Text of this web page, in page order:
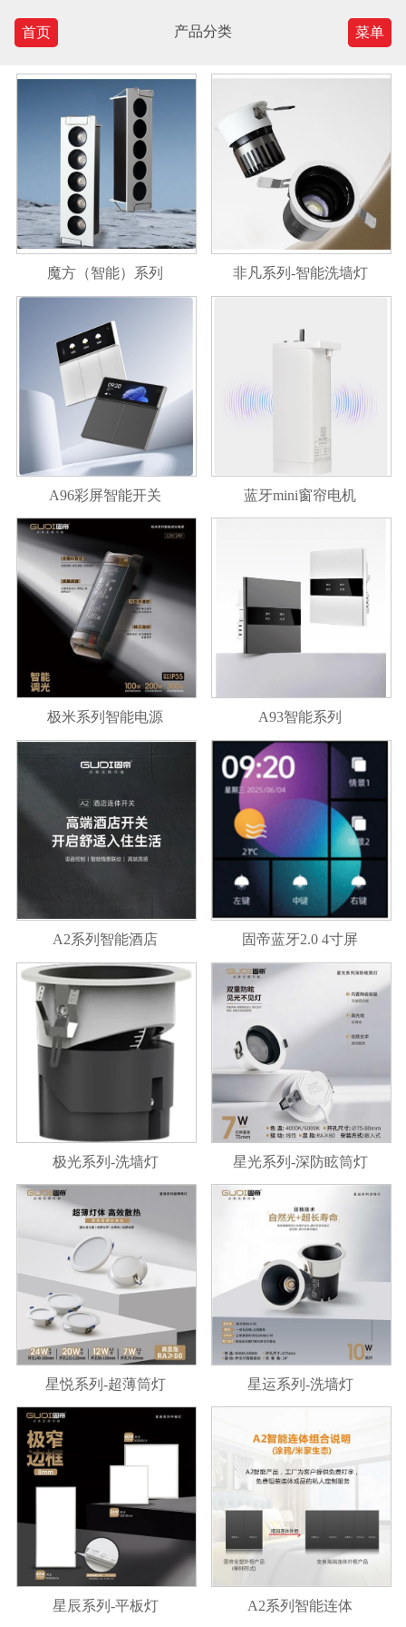
首页 产品分类 菜单
魔方（智能）系列 非凡系列-智能洗墙灯
A96彩屏智能开关 蓝牙mini窗帘电机
极米系列智能电源 A93智能系列
A2系列智能酒店 固帝蓝牙2.0 4寸屏
极光系列-洗墙灯 星光系列-深防眩筒灯
星悦系列-超薄筒灯 星运系列-洗墙灯
星辰系列-平板灯 A2系列智能连体